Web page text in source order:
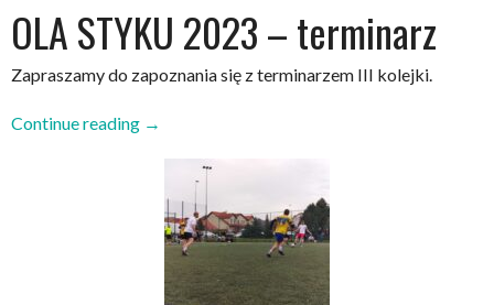
OLA STYKU 2023 – terminarz
Zapraszamy do zapoznania się z terminarzem III kolejki.
Continue reading
„OLA
terminarz”
→